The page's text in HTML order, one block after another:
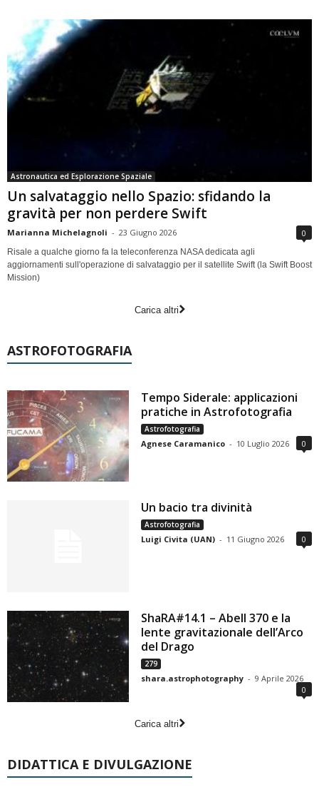
Astronautica ed Esplorazione Spaziale
Un salvataggio nello Spazio: sfidando la
gravità per non perdere Swift
Marianna Michelagnoli - 23 Giugno 2026 0
Risale a qualche giorno fa la teleconferenza NASA dedicata agli
aggiornamenti sull'operazione di salvataggio per il satellite Swift (la Swift Boost
Mission)
Carica altri
ASTROFOTOGRAFIA
Tempo Siderale: applicazioni
pratiche in Astrofotografia
Astrofotografia
Agnese Caramanico - 10 Luglio 2026 0
Un bacio tra divinità
Astrofotografia
Luigi Civita (UAN) - 11 Giugno 2026 0
ShaRA#14.1 – Abell 370 e la
lente gravitazionale dell’Arco
del Drago
279
shara.astrophotography - 9 Aprile 2026
0
Carica altri
DIDATTICA E DIVULGAZIONE